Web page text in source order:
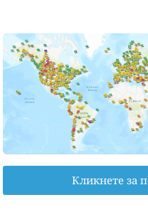
Кликнете за